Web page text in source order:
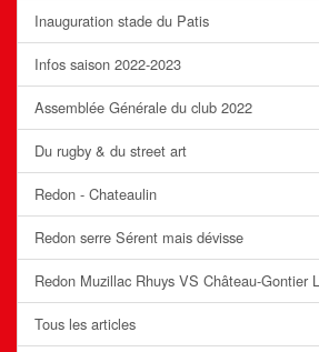
Inauguration stade du Patis
Infos saison 2022-2023
Assemblée Générale du club 2022
Du rugby & du street art
Redon - Chateaulin
Redon serre Sérent mais dévisse
Redon Muzillac Rhuys VS Château-Gontier
Tous les articles